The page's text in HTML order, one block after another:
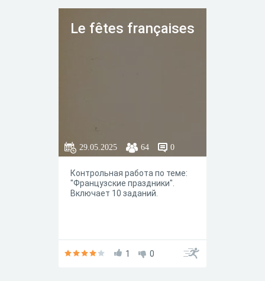
Le fêtes françaises
29.05.2025 64 0
Контрольная работа по теме:
"Французские праздники".
Включает 10 заданий.
1 0